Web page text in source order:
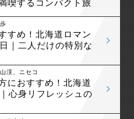
喫するコンパクト旅
すめ！北海道ロマン
｜二人だけの特別な
渓、ニセコ
におすすめ！北海道
心身リフレッシュの